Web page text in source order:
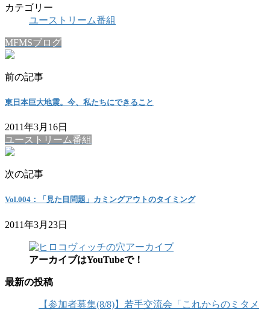
Link
共
カテゴリー
ユーストリーム番組
MFMSブログ
前の記事
東日本巨大地震。今、私たちにできること
2011年3月16日
ユーストリーム番組
次の記事
Vol.004：「見た目問題」カミングアウトのタイミング
2011年3月23日
アーカイブはYouTubeで！
最新の投稿
【参加者募集(8/8)】若手交流会「これからのミタメ